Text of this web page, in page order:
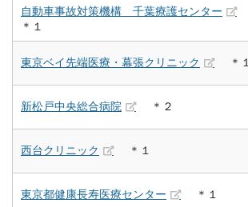
自動車事故対策機構 千葉療護センター
＊１
東京ベイ先端医療・幕張クリニック ＊１
新松戸中央総合病院 ＊２
西台クリニック ＊１
東京都健康長寿医療センター ＊１